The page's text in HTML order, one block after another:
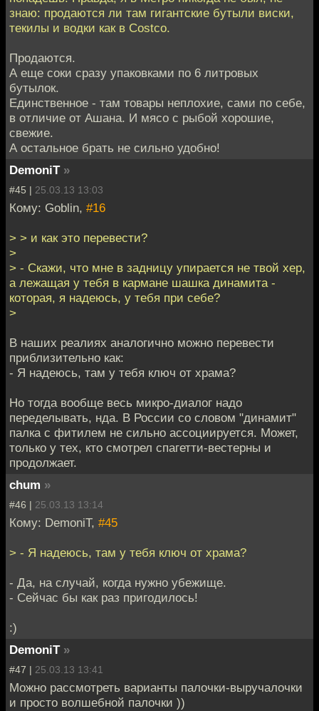
знаю: продаются ли там гигантские бутыли виски,
текилы и водки как в Costco.
Продаются.
А еще соки сразу упаковками по 6 литровых
бутылок.
Единственное - там товары неплохие, сами по себе,
в отличие от Ашана. И мясо с рыбой хорошие,
свежие.
А остальное брать не сильно удобно!
DemoniT »
#45 | 25.03.13 13:03
Кому: Goblin, #16
> > и как это перевести?
>
> - Скажи, что мне в задницу упирается не твой хер,
а лежащая у тебя в кармане шашка динамита -
которая, я надеюсь, у тебя при себе?
>
В наших реалиях аналогично можно перевести
приблизительно как:
- Я надеюсь, там у тебя ключ от храма?
Но тогда вообще весь микро-диалог надо
переделывать, нда. В России со словом "динамит"
палка с фитилем не сильно ассоциируется. Может,
только у тех, кто смотрел спагетти-вестерны и
продолжает.
chum »
#46 | 25.03.13 13:14
Кому: DemoniT, #45
> - Я надеюсь, там у тебя ключ от храма?
- Да, на случай, когда нужно убежище.
- Сейчас бы как раз пригодилось!
:)
DemoniT »
#47 | 25.03.13 13:41
Можно рассмотреть варианты палочки-выручалочки
и просто волшебной палочки ))